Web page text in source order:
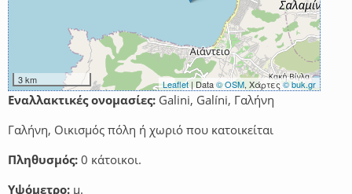
3 km Leaflet | Data© OSM, Χάρτες© buk.gr
Εναλλακτικές ονομασίες: Galini, Galíni, Γαλήνη
Γαλήνη, Οικισμός πόλη ή χωριό που κατοικείται
Πληθυσμός: 0 κάτοικοι.
Υψόμετρο: μ.